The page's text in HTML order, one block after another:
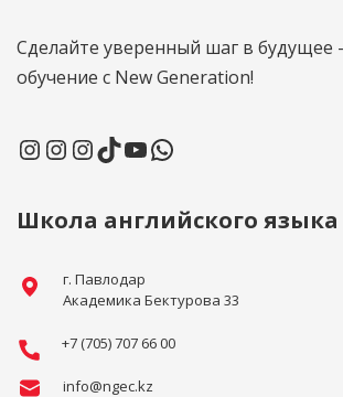
Сделайте уверенный шаг в будущее
обучение с New Generation!
Школа английского языка
г. Павлодар
Академика Бектурова 33
+7 (705) 707 66 00
info@ngec.kz